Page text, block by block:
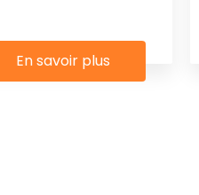
En savoir plus